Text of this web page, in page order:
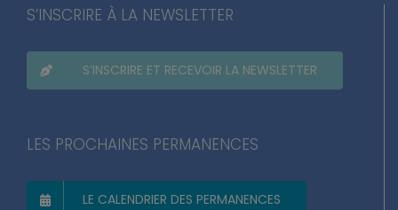
S’INSCRIRE À LA NEWSLETTER
S’INSCRIRE ET RECEVOIR LA NEWSLETTER
LES PROCHAINES PERMANENCES
LE CALENDRIER DES PERMANENCES